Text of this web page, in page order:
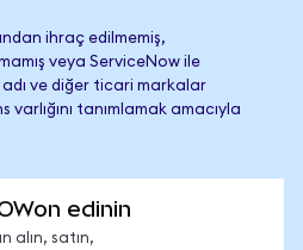
ihraç edilmemiş,
veya ServiceNow ile
ve diğer ticari markalar
tanımlamak amacıyla
edinin
alın, satın,